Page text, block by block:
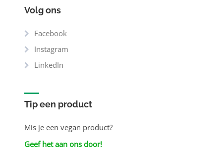
Volg ons
Facebook
Instagram
LinkedIn
Tip een product
Mis je een vegan product?
Geef het aan ons door!